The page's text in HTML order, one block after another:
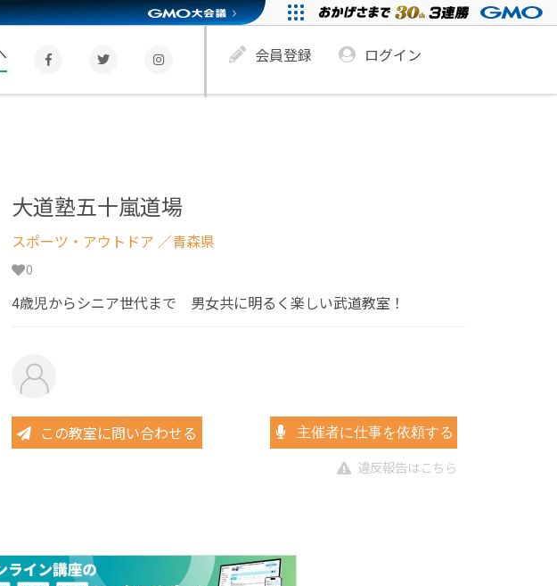
会員登録 ログイン
大道塾五十嵐道場
スポーツ・アウトドア ／青森県
0
4歳児からシニア世代まで 男女共に明るく楽しい武道教室！
この教室に問い合わせる 主催者に仕事を依頼する
違反報告はこちら